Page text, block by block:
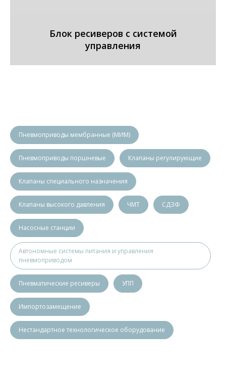
Блок ресиверов с системой
управления
Пневмоприводы мембранные (МИМ)
Пневмоприводы поршневые Клапаны регулирующие
Клапаны специального назначения
Клапаны высокого давления ЧМТ СДЗФ
Насосные станции
Автономные системы питания и управления
пневмоприводом
Пневматические ресиверы УПП
Импортозамещение
Нестандартное технологическое оборудование